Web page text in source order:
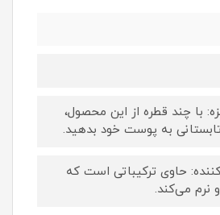
با چند قطره از این محصول،
به پوست خود بدهید.
حاوی ترکیباتی است که
نرم می‌کند.